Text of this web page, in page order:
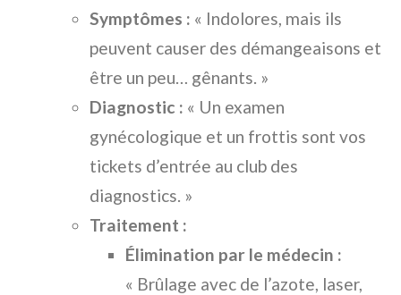
Symptômes : « Indolores, mais ils
peuvent causer des démangeaisons et
être un peu… gênants. »
Diagnostic : « Un examen
gynécologique et un frottis sont vos
tickets d’entrée au club des
diagnostics. »
Traitement :
Élimination par le médecin :
« Brûlage avec de l’azote, laser,